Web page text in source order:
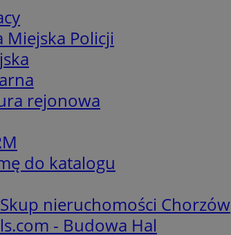
Miejska Policji
rejonowa
do katalogu
nieruchomości Chorzów
- Budowa Hal